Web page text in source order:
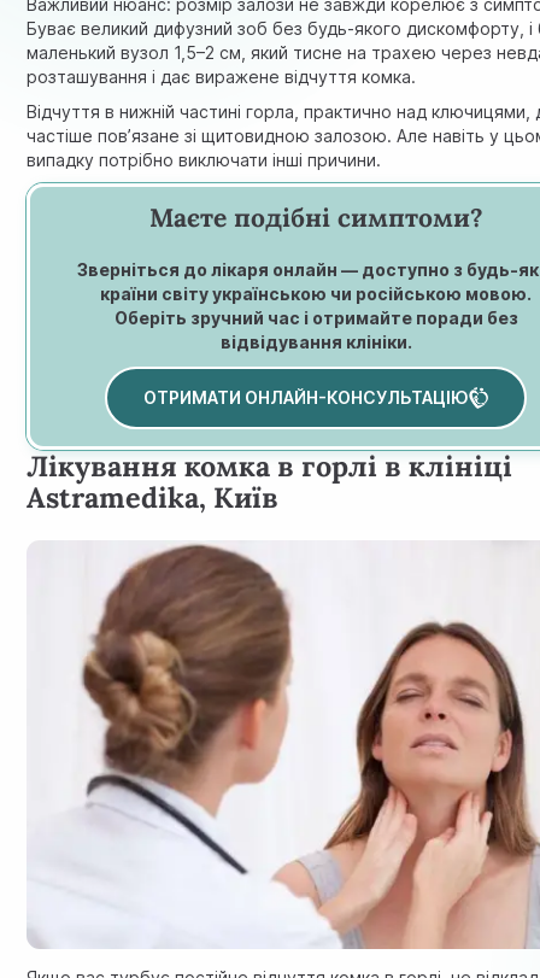
Буває великий дифузний зоб без будь-якого дискомфорту, і
маленький вузол 1,5–2 см, який тисне на трахею через
розташування і дає виражене відчуття комка.
Відчуття в нижній частині горла, практично над ключицями,
частіше пов’язане зі щитовидною залозою. Але навіть у
випадку потрібно виключати інші причини.
Маєте подібні симптоми?
Зверніться до лікаря онлайн — доступно з будь-
країни світу українською чи російською мовою.
Оберіть зручний час і отримайте поради без
відвідування клініки.
ОТРИМАТИ ОНЛАЙН-КОНСУЛЬТАЦІЮ
Лікування комка в горлі в клініці
Astramedika, Київ